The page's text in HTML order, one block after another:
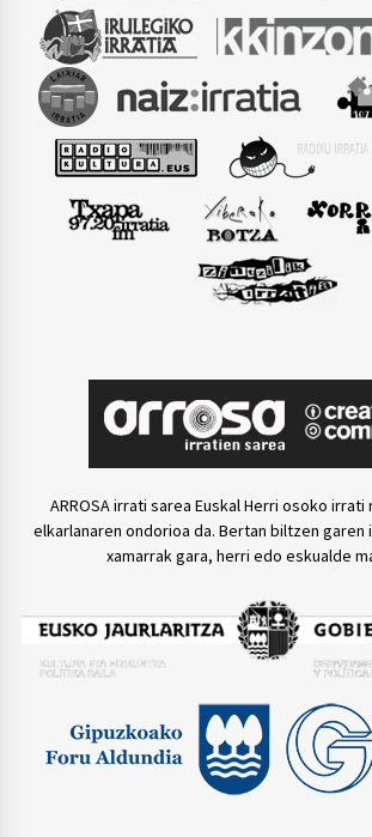
ARROSA irrati sarea Euskal Herri osoko
elkarlanaren ondorioa da. Bertan biltzen garen
xamarrak gara, herri edo eskualde